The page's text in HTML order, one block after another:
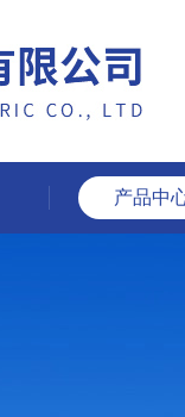
产品中